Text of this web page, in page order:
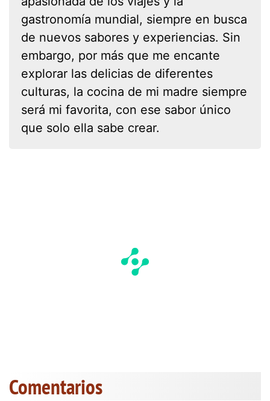
gastronomía mundial, siempre en busca
de nuevos sabores y experiencias. Sin
embargo, por más que me encante
explorar las delicias de diferentes
culturas, la cocina de mi madre siempre
será mi favorita, con ese sabor único
que solo ella sabe crear.
Comentarios